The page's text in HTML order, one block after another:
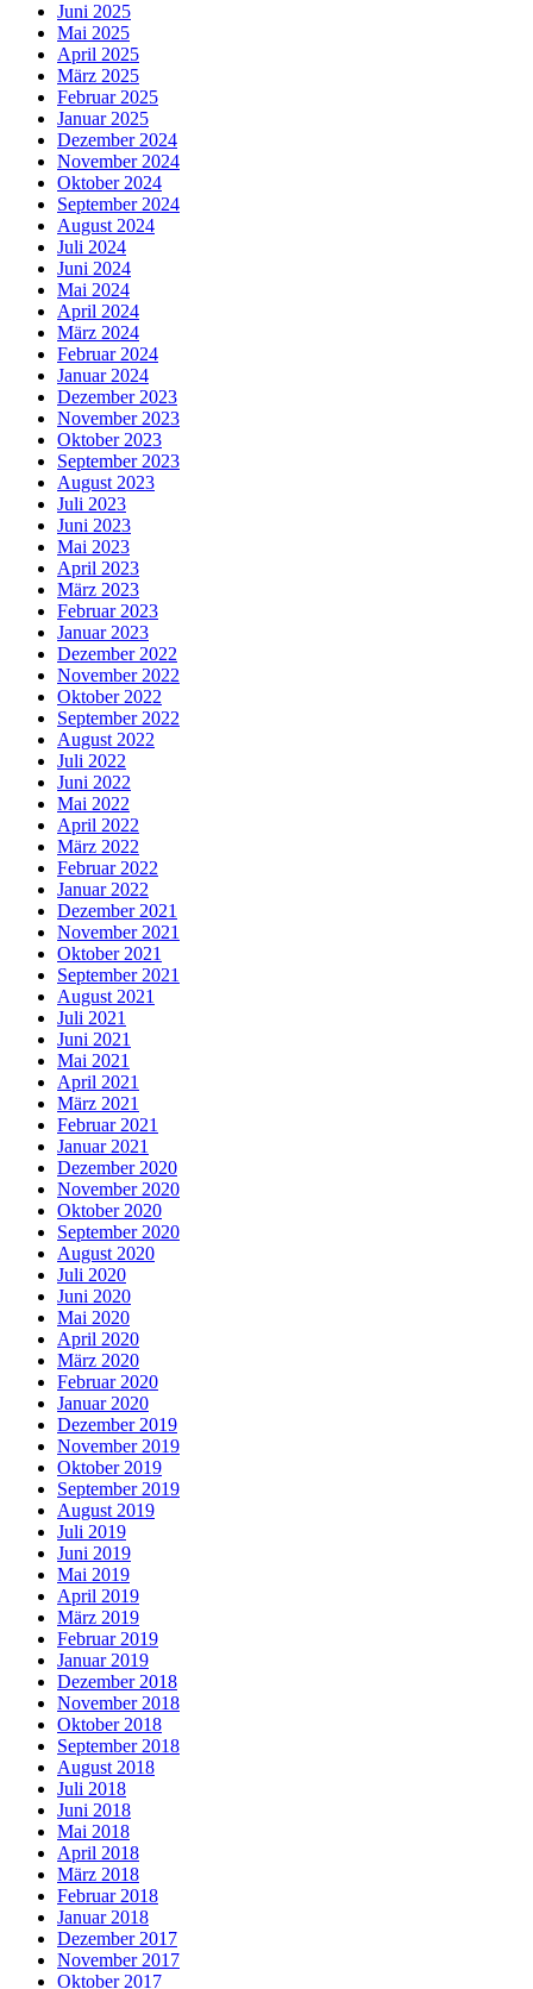
Juni 2025
Mai 2025
April 2025
März 2025
Februar 2025
Januar 2025
Dezember 2024
November 2024
Oktober 2024
September 2024
August 2024
Juli 2024
Juni 2024
Mai 2024
April 2024
März 2024
Februar 2024
Januar 2024
Dezember 2023
November 2023
Oktober 2023
September 2023
August 2023
Juli 2023
Juni 2023
Mai 2023
April 2023
März 2023
Februar 2023
Januar 2023
Dezember 2022
November 2022
Oktober 2022
September 2022
August 2022
Juli 2022
Juni 2022
Mai 2022
April 2022
März 2022
Februar 2022
Januar 2022
Dezember 2021
November 2021
Oktober 2021
September 2021
August 2021
Juli 2021
Juni 2021
Mai 2021
April 2021
März 2021
Februar 2021
Januar 2021
Dezember 2020
November 2020
Oktober 2020
September 2020
August 2020
Juli 2020
Juni 2020
Mai 2020
April 2020
März 2020
Februar 2020
Januar 2020
Dezember 2019
November 2019
Oktober 2019
September 2019
August 2019
Juli 2019
Juni 2019
Mai 2019
April 2019
März 2019
Februar 2019
Januar 2019
Dezember 2018
November 2018
Oktober 2018
September 2018
August 2018
Juli 2018
Juni 2018
Mai 2018
April 2018
März 2018
Februar 2018
Januar 2018
Dezember 2017
November 2017
Oktober 2017